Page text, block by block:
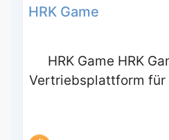
HRK Game
HRK Game HRK
Vertriebsplattform für